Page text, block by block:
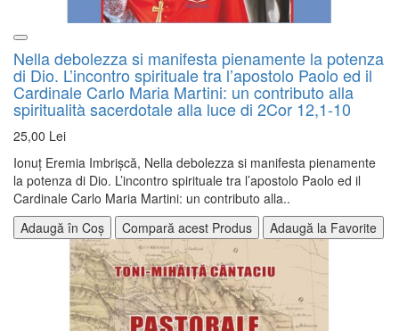
Nella debolezza si manifesta pienamente la potenza
di Dio. L’incontro spirituale tra l’apostolo Paolo ed il
Cardinale Carlo Maria Martini: un contributo alla
spiritualità sacerdotale alla luce di 2Cor 12,1-10
25,00 Lei
Ionuţ Eremia Imbrişcă, Nella debolezza si manifesta pienamente
la potenza di Dio. L’incontro spirituale tra l’apostolo Paolo ed il
Cardinale Carlo Maria Martini: un contributo alla..
Adaugă în Coș
Compară acest Produs Adaugă la Favorite